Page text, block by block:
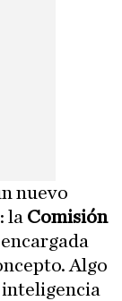
nuevo
la Comisión
Algo
inteligencia